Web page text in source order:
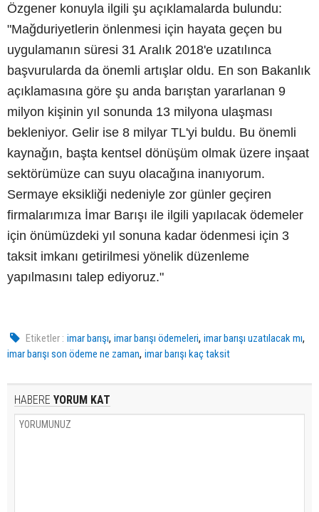
Özgener konuyla ilgili şu açıklamalarda bulundu:
"Mağduriyetlerin önlenmesi için hayata geçen bu
uygulamanın süresi 31 Aralık 2018'e uzatılınca
başvurularda da önemli artışlar oldu. En son Bakanlık
açıklamasına göre şu anda barıştan yararlanan 9
milyon kişinin yıl sonunda 13 milyona ulaşması
bekleniyor. Gelir ise 8 milyar TL'yi buldu. Bu önemli
kaynağın, başta kentsel dönüşüm olmak üzere inşaat
sektörümüze can suyu olacağına inanıyorum.
Sermaye eksikliği nedeniyle zor günler geçiren
firmalarımıza İmar Barışı ile ilgili yapılacak ödemeler
için önümüzdeki yıl sonuna kadar ödenmesi için 3
taksit imkanı getirilmesi yönelik düzenleme
yapılmasını talep ediyoruz."
Etiketler : imar barışı,imar barışı ödemeleri,imar barışı uzatılacak mı,
imar barışı son ödeme ne zaman, imar barışı kaç taksit
HABERE YORUM KAT